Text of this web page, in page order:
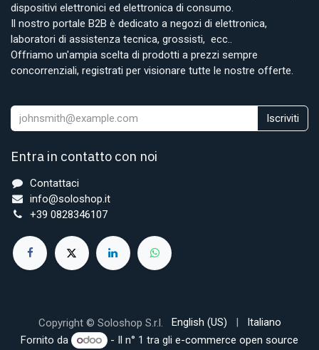
dispositivi elettronici ed elettronica di consumo.
Il nostro portale B2B è dedicato a negozi di elettronica,
laboratori di assistenza tecnica, grossisti, ecc..
Offriamo un'ampia scelta di prodotti a prezzi sempre
concorrenziali, registrati per visionare tutte le nostre offerte.
Iscriviti
Entra in contatto con noi
Contattaci
info@soloshop.it
+39 0828346107
Copyright © Soloshop S.r.l. English (US) |
Italiano
Fornito da
- Il n° 1 tra glie-commerce open source